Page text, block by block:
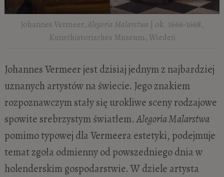
Johannes Vermeer,Alegoria Malarstwa | ok. 1666-1668,
Kunsthistorisches Museum, Wiedeń
Johannes Vermeer jest dzisiaj jednym z najbardziej
uznanych artystów na świecie. Jego znakiem
rozpoznawczym stały się urokliwe sceny rodzajowe
spowite srebrzystym światłem.Alegoria Malarstwa
pomimo typowej dla Vermeera estetyki, podejmuje
temat zgoła odmienny od powszedniego dnia w
holenderskim gospodarstwie. W dziele artysta